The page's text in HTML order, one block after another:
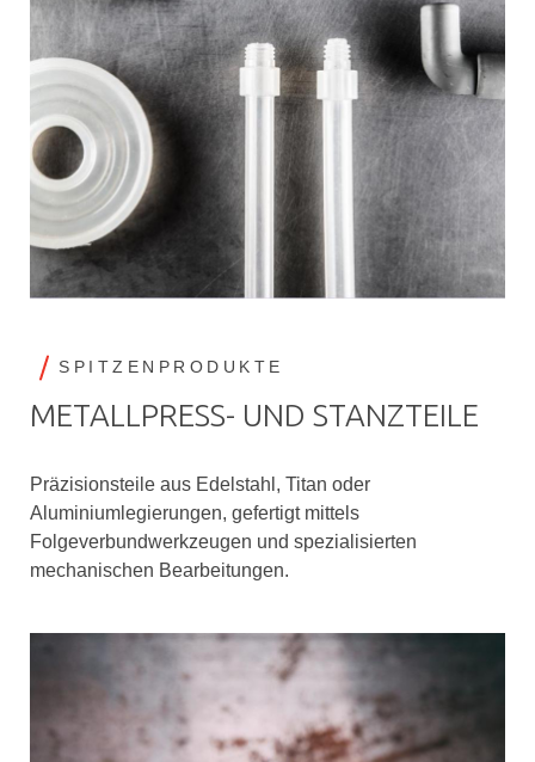
SPITZENPRODUKTE
METALLPRESS- UND STANZTEILE
Präzisionsteile aus Edelstahl, Titan oder
Aluminiumlegierungen, gefertigt mittels
Folgeverbundwerkzeugen und spezialisierten
mechanischen Bearbeitungen.